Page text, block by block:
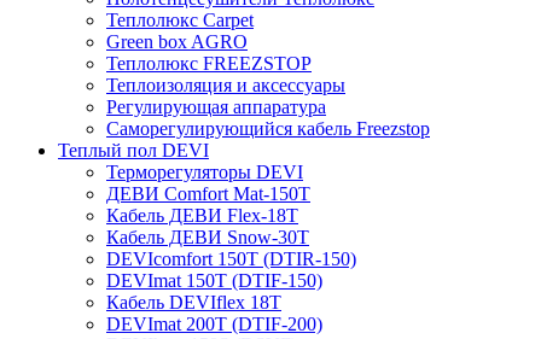
Теплолюкс Carpet
Green box AGRO
Теплолюкс FREEZSTOP
Теплоизоляция и аксессуары
Регулирующая аппаратура
Cаморегулирующийся кабель Freezstop
Теплый пол DEVI
Терморегуляторы DEVI
ДЕВИ Comfort Mat-150T
Кабель ДЕВИ Flex-18T
Кабель ДЕВИ Snow-30T
DEVIcomfort 150T (DTIR-150)
DEVImat 150T (DTIF-150)
Кабель DEVIflex 18T
DEVImat 200T (DTIF-200)